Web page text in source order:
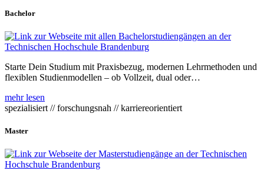
Bachelor
Starte Dein Studium mit Praxisbezug, modernen Lehrmethoden und
flexiblen Studienmodellen – ob Vollzeit, dual oder…
mehr lesen
spezialisiert // forschungsnah // karriereorientiert
Master